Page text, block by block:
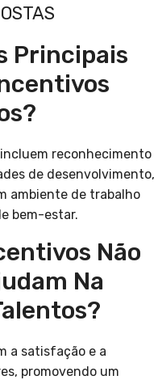
Principais
reconhecimento
de desenvolvimento,
ambiente de trabalho
bem-estar.
Não
Na
a satisfação e a
promovendo um